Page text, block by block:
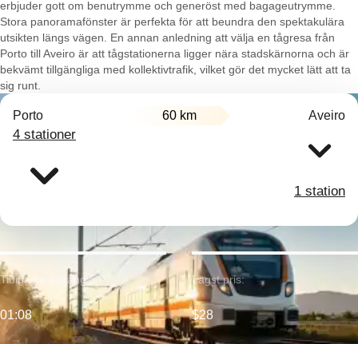
erbjuder gott om benutrymme och generöst med bagageutrymme.
Stora panoramafönster är perfekta för att beundra den spektakulära
utsikten längs vägen. En annan anledning att välja en tågresa från
Porto till Aveiro är att tågstationerna ligger nära stadskärnorna och är
bekvämt tillgängliga med kollektivtrafik, vilket gör det mycket lätt att ta
sig runt.
Porto 60 km Aveiro
4 stationer
1 station
Tidigaste avgång:
01:08
Lägst pris:
$28